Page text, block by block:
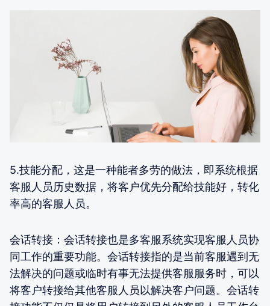
5.技能分配，这是一种能者多劳的做法，即系统根据
客服人员历史数据，将客户优先分配给技能好，转化
率高的客服人员。
会话转接：会话转接也是多客服系统实现客服人员协
同工作的重要功能。会话转接指的是当前客服遇到无
法解决的问题或临时有事无法提供客服服务时，可以
将客户转接给其他客服人员以解决客户问题。会话转